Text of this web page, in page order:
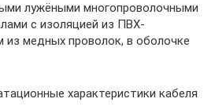
лужёными многопроволочными
с изоляцией из ПВХ-
из медных проволок, в оболочке
характеристики кабеля